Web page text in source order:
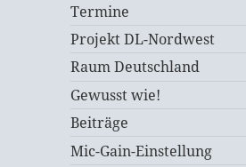
Termine
Projekt DL-Nordwest
Raum Deutschland
Gewusst wie!
Beiträge
Mic-Gain-Einstellung